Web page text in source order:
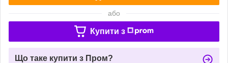
або
Купити з
Що таке купити з Пром?